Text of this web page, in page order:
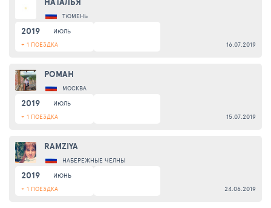
ТЮМЕНЬ
2019
ИЮЛЬ
+ 1 ПОЕЗДКА
16.07.2019
РОМАН
МОСКВА
2019
ИЮЛЬ
+ 1 ПОЕЗДКА
15.07.2019
RAMZIYA
НАБЕРЕЖНЫЕ ЧЕЛНЫ
2019
ИЮНЬ
+ 1 ПОЕЗДКА
24.06.2019